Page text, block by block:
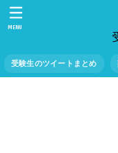
受験生のツイートまとめ
MENU